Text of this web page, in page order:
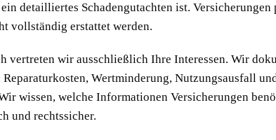
detailliertes Schadengutachten ist. Versicherungen
vollständig erstattet werden.
vertreten wir ausschließlich Ihre Interessen. Wir
Wertminderung, Nutzungsausfall
wissen, welche Informationen Versicherungen
und rechtssicher.